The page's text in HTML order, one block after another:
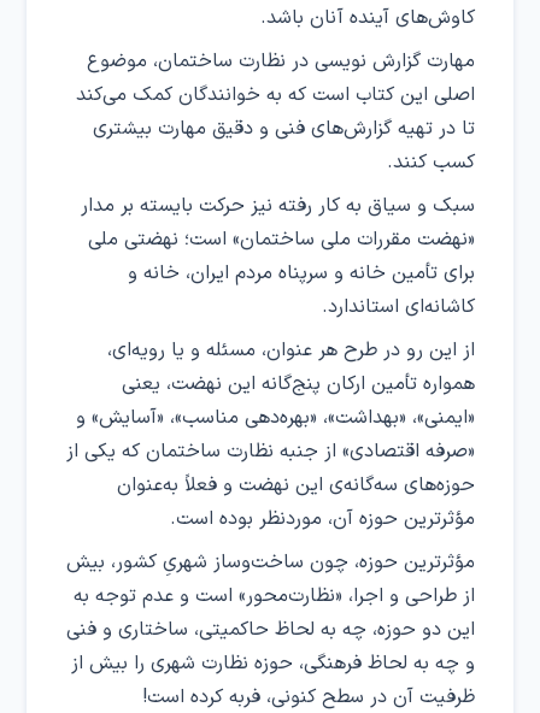
کاوش‌های آینده آنان باشد.
مهارت گزارش نویسی در نظارت ساختمان، موضوع
اصلی این کتاب است که به خوانندگان کمک می‌کند
تا در تهیه گزارش‌های فنی و دقیق مهارت بیشتری
کسب کنند.
سبک و سیاق به‌ کار رفته نیز حرکت بایسته بر مدار
«نهضت مقررات ملی ساختمان» است؛ نهضتی ملی
برای تأمین خانه و سرپناه مردم ایران، خانه و
کاشانه‌ای استاندارد.
از این‌ رو در طرح هر عنوان، مسئله و یا رویه‌ای،
همواره تأمین ارکان پنج‌گانه این نهضت، یعنی
«ایمنی»، «بهداشت»، «بهره‌دهی مناسب»، «آسایش» و
«صرفه اقتصادی» از جنبه نظارت ساختمان که یکی از
حوزه‌های سه‌گانه‌ی این نهضت و فعلاً به‌عنوان
مؤثرترین حوزه آن، موردنظر بوده است.
مؤثرترین حوزه، چون ساخت‌وساز شهریِ کشور، بیش
از طراحی و اجرا، «نظارت‌محور» است و عدم توجه به
این دو حوزه، چه به لحاظ حاکمیتی، ساختاری و فنی
و چه به لحاظ فرهنگی، حوزه نظارت شهری را بیش از
ظرفیت آن در سطح کنونی، فربه کرده است!